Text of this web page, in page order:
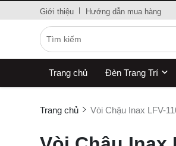
Giới thiệu Hướng dẫn mua hàng
Trang chủ Đèn Trang Trí
Trang chủ Vòi Chậu Inax LFV-